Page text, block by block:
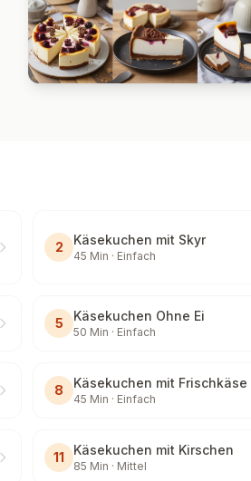
2 Käsekuchen mit Skyr
45 Min · Einfach
5 Käsekuchen Ohne Ei
50 Min · Einfach
8 Käsekuchen mit Frischkäse
45 Min · Einfach
11 Käsekuchen mit Kirschen
85 Min · Mittel